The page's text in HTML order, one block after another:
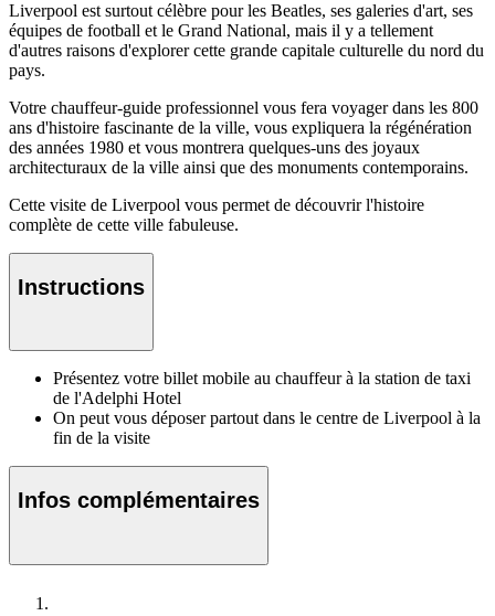
Liverpool est surtout célèbre pour les Beatles, ses galeries d'art, ses
équipes de football et le Grand National, mais il y a tellement
d'autres raisons d'explorer cette grande capitale culturelle du nord du
pays.
Votre chauffeur-guide professionnel vous fera voyager dans les 800
ans d'histoire fascinante de la ville, vous expliquera la régénération
des années 1980 et vous montrera quelques-uns des joyaux
architecturaux de la ville ainsi que des monuments contemporains.
Cette visite de Liverpool vous permet de découvrir l'histoire
complète de cette ville fabuleuse.
Instructions
Présentez votre billet mobile au chauffeur à la station de taxi
de l'Adelphi Hotel
On peut vous déposer partout dans le centre de Liverpool à la
fin de la visite
Infos complémentaires